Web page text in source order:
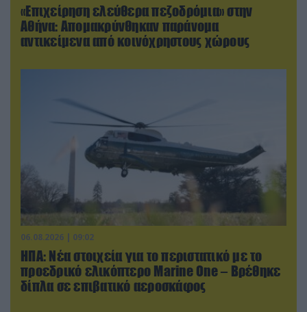
«Επιχείρηση ελεύθερα πεζοδρόμια» στην
Αθήνα: Απομακρύνθηκαν παράνομα
αντικείμενα από κοινόχρηστους χώρους
06.08.2026 | 09:02
ΗΠΑ: Nέα στοιχεία για το περιστατικό με το
προεδρικό ελικόπτερο Marine One – Βρέθηκε
δίπλα σε επιβατικό αεροσκάφος